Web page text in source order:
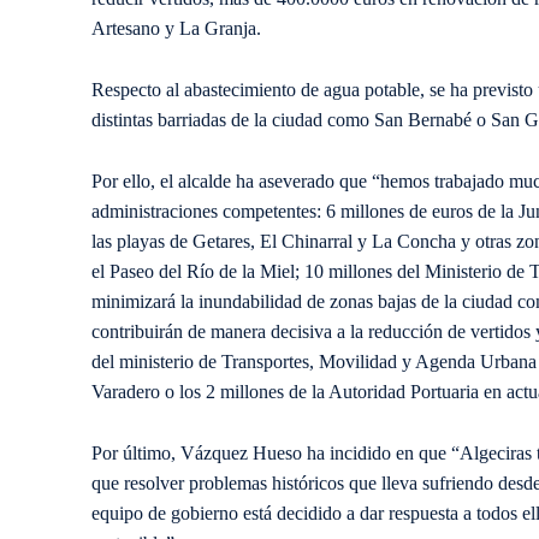
Artesano y La Granja.
Respecto al abastecimiento de agua potable, se ha
distintas barriadas de la ciudad como San Bernabé o San
Por ello, el alcalde ha aseverado que “hemos trabajado
administraciones competentes: 6 millones de euros de la
las playas de Getares, El Chinarral y La Concha y otras
el Paseo del Río de la Miel; 10 millones del Ministerio de
minimizará la inundabilidad de zonas bajas de la ciudad
contribuirán de manera decisiva a la reducción de
del ministerio de Transportes, Movilidad y Agenda
Varadero o los 2 millones de la Autoridad Portuaria en
Por último, Vázquez Hueso ha incidido en que “Algeciras
que resolver problemas históricos que lleva sufriendo
equipo de gobierno está decidido a dar respuesta a todos